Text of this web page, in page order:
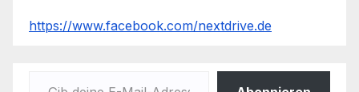
https://www.facebook.com/nextdrive.de